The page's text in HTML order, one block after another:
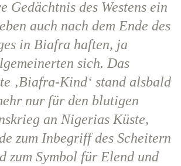
Gedächtnis des Westens ein
auch nach dem Ende des
in Biafra haften, ja
sich. Das
‚Biafra-Kind‘ stand alsbald
nur für den blutigen
an Nigerias Küste,
zum Inbegriff des Scheitern
zum Symbol für Elend und